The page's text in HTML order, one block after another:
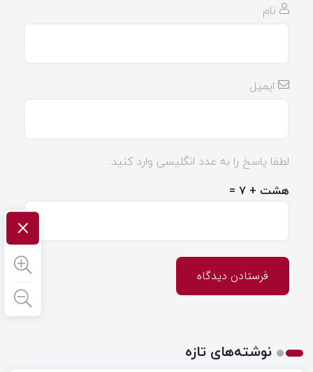
نام
ایمیل
لطفا پاسخ را به عدد انگلیسی وارد کنید:
هشت + ۷ =
نوشته‌های تازه
×